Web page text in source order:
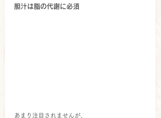
胆汁は脂の代謝に必須
あまり注目されませんが、